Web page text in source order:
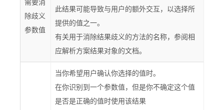
除歧义
参数值
此结果可能导致与用户的额外交互，以选择所
提供的值之一。
有关用于消除结果歧义的方法的名称，参阅相
应解析方案结果对象的文档。
当你希望用户确认你选择的值时。
在你识别到一个参数值，但是你不确定这个值
是否是正确的值时使用该结果